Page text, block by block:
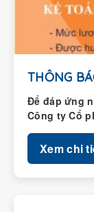
Để đáp ứng
Công ty Cổ
Xem chi